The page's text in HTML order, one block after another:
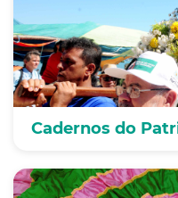
Cadernos do